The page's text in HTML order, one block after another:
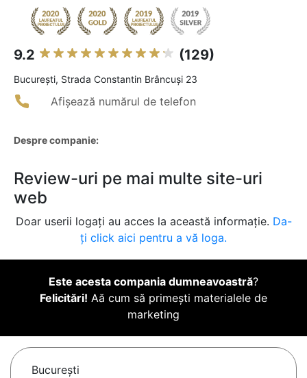
9.2 (129)
Bucureşti, Strada Constantin Brâncuși 23
Afișează numărul de telefon
Despre companie:
Review-uri pe mai multe site-uri
web
Doar userii logați au acces la această informație. Da-
ți click aici pentru a vă loga.
Este acesta compania dumneavoastră?
Felicitări! Aă cum să primești materialele de
marketing
Bucureşti